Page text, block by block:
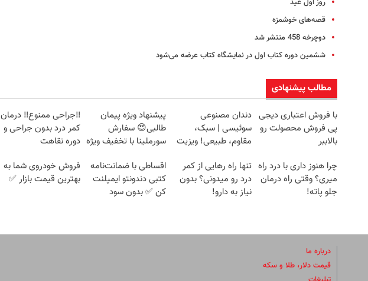
روز اول عید
قصه‌های خوشمزه
دوچرخه 458 منتشر شد
ششمین دوره کتاب اول در نمایشگاه کتاب عرضه می‌شود
مطالب پیشنهادی
با فروش اعتباری دیجی
پی فروش محصولت رو
بالاببر
دندان مصنوعی
سوئیسی | سبک،
مقاوم، طبیعی! ویزیت
اقساطی😍
پیشنهاد ویژه پیمان
طالبی😍 سفارش
سورملینا با تخفیف ویژه
‼️جراحی ممنوع‼️ درمان
کمر درد بدون جراحی و
دوره نقاهت
چرا هنوز داری با درد راه
میری؟ وقتی راه درمان
جلو پاته!
تنها راه رهایی از کمر
درد رو میدونی؟ بدون
نیاز به دارو!
اقساطی با ضمانت‌نامه
کتبی دندونتو ایمپلنت
کن ✅ بدون سود
فروش خودروی شما به
بهترین قیمت بازار ✅
درباره ما
قیمت دلار، طلا و سکه